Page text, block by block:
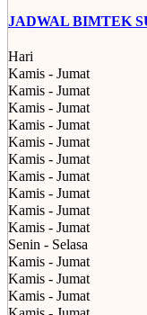
JADWAL BIMTEK
Hari
Kamis - Jumat
Kamis - Jumat
Kamis - Jumat
Kamis - Jumat
Kamis - Jumat
Kamis - Jumat
Kamis - Jumat
Kamis - Jumat
Kamis - Jumat
Kamis - Jumat
Senin - Selasa
Kamis - Jumat
Kamis - Jumat
Kamis - Jumat